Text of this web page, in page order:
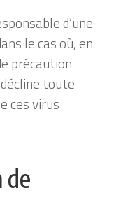
d’une
le cas où, en
précaution
toute
ces virus